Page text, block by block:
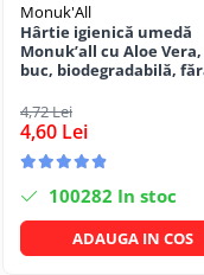
Monuk'All
Hârtie igienică umedă
Monuk’all cu Aloe Vera,
buc, biodegradabilă,
4,72 Lei
4,60 Lei
100282 In stoc
ADAUGA IN COS